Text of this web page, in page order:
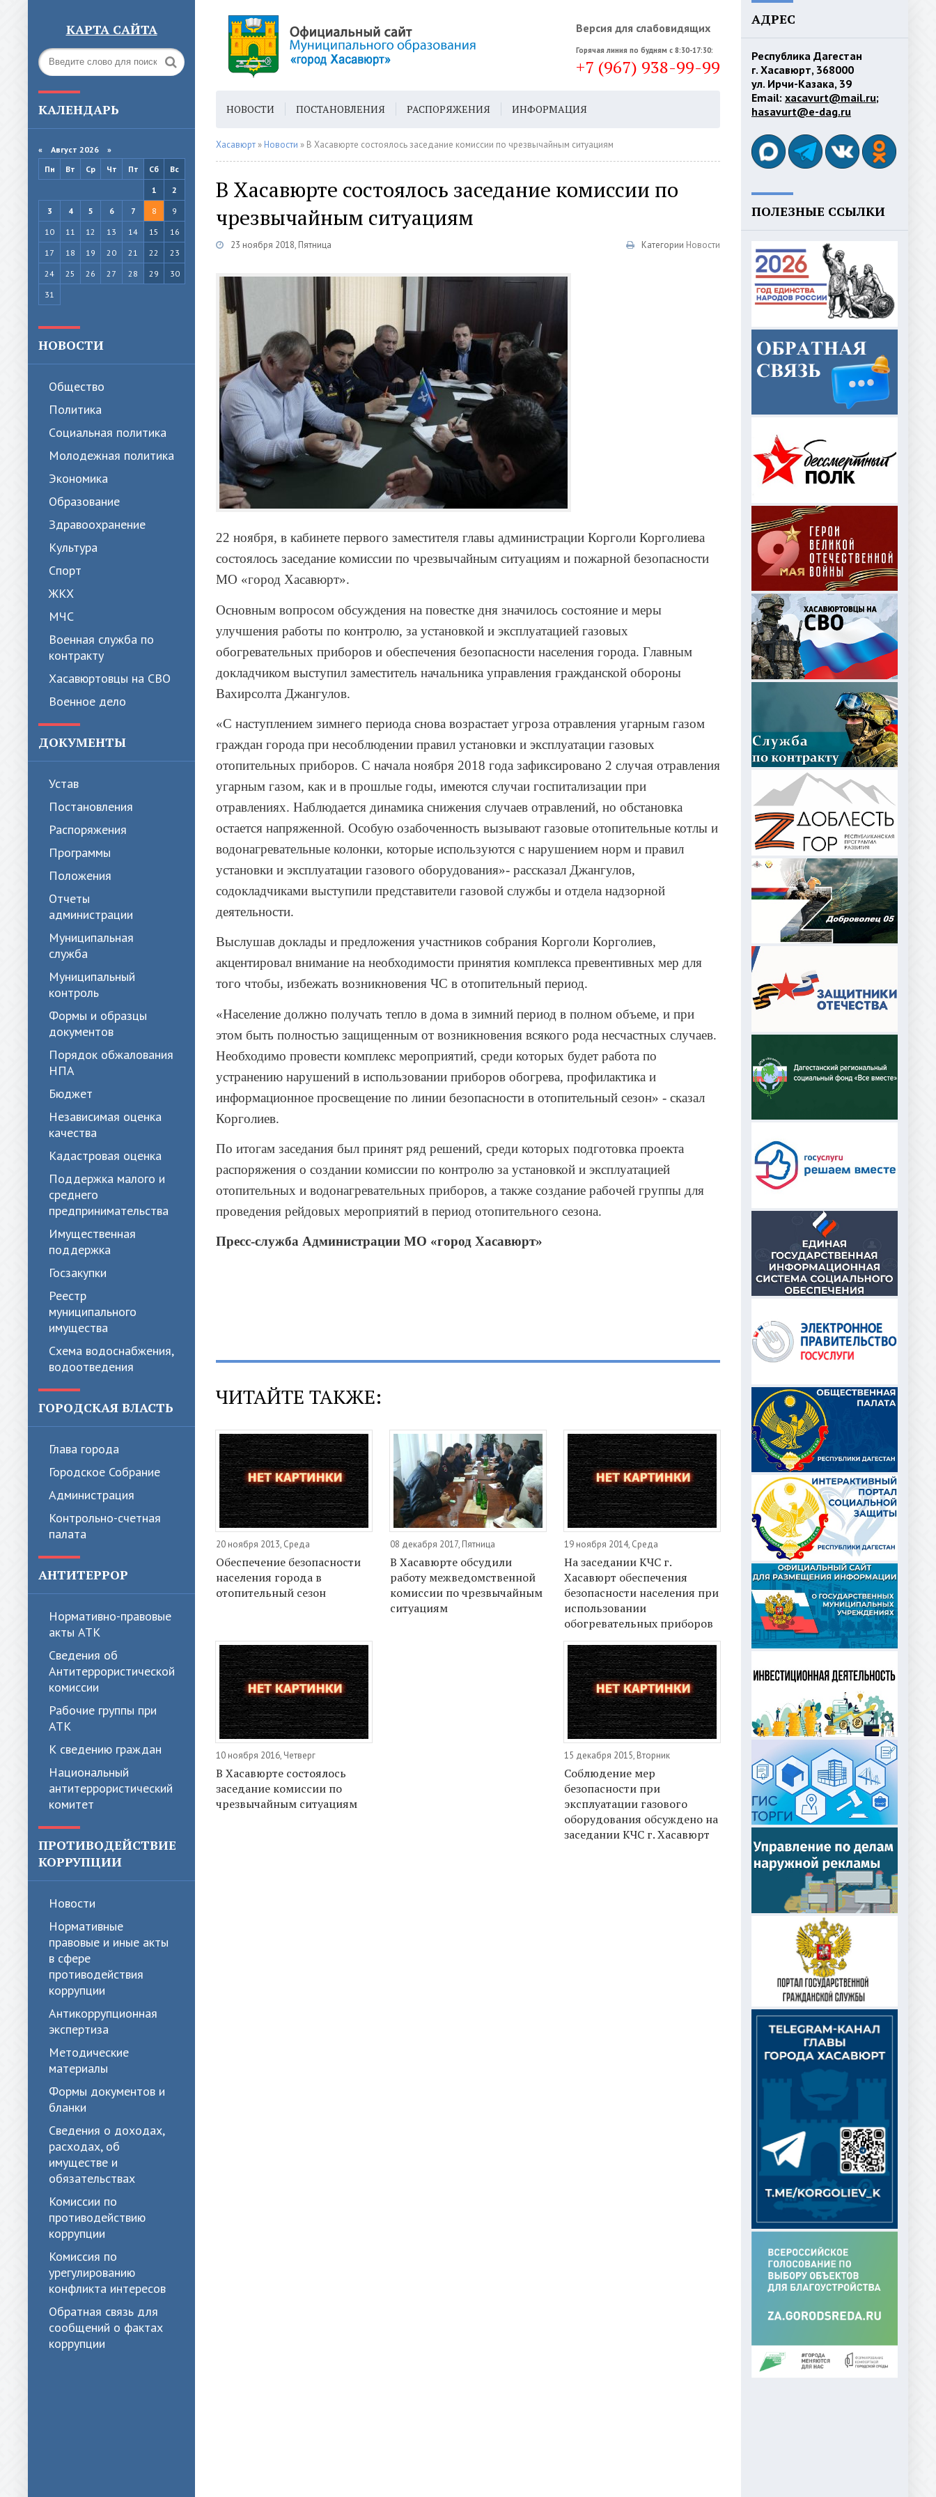
КАРТА САЙТА Версия для слабовидящих
Горячая линия по будням с 8:30-17:30:
+7 (967) 938-99-99
КАЛЕНДАРЬ
« Август 2026 »
Пн
Вт Ср Чт Пт Сб
Вс
1
2
3
4 5 6 7 8
9
10
11 12 13 14 15
16
17
18 19 20 21 22
23
24
25 26 27 28 29
30
31
НОВОСТИ
Общество
Политика
Cоциальная политика
Молодежная политика
Экономика
Образование
Здравоохранение
Культура
Спорт
ЖКХ
МЧС
Военная служба по
контракту
Хасавюртовцы на СВО
Военное дело
ДОКУМЕНТЫ
Устав
Постановления
Распоряжения
Программы
Положения
Отчеты
администрации
Муниципальная
служба
Муниципальный
контроль
Формы и образцы
документов
Порядок обжалования
НПА
Бюджет
Независимая оценка
качества
Кадастровая оценка
Поддержка малого и
среднего
предпринимательства
Имущественная
поддержка
Госзакупки
Реестр
муниципального
имущества
Схема водоснабжения,
водоотведения
ГОРОДСКАЯ ВЛАСТЬ
Глава города
Городское Собрание
Администрация
Контрольно-счетная
палата
АНТИТЕРРОР
Нормативно-правовые
акты АТК
Сведения об
Антитеррористической
комиссии
Рабочие группы при
АТК
К сведению граждан
Национальный
антитеррористический
комитет
ПРОТИВОДЕЙСТВИЕ
КОРРУПЦИИ
Новости
Нормативные
правовые и иные акты
в сфере
противодействия
коррупции
Антикоррупционная
экспертиза
Методические
материалы
Формы документов и
бланки
Сведения о доходах,
расходах, об
имуществе и
обязательствах
Комиссии по
противодействию
коррупции
Комиссия по
урегулированию
конфликта интересов
Обратная связь для
сообщений о фактах
коррупции
НОВОСТИ ПОСТАНОВЛЕНИЯ РАСПОРЯЖЕНИЯ ИНФОРМАЦИЯ
ГОРОДСКАЯ СРЕДА ГЕН. ПЛАН
Хасавюрт » Новости » В Хасавюрте состоялось заседание комиссии по чрезвычайным ситуациям
В Хасавюрте состоялось заседание комиссии по
чрезвычайным ситуациям
23 ноября 2018, Пятница Категории Новости
22 ноября, в кабинете первого заместителя главы администрации Корголи Корголиева
состоялось заседание комиссии по чрезвычайным ситуациям и пожарной безопасности
МО «город Хасавюрт».
Основным вопросом обсуждения на повестке дня значилось состояние и меры
улучшения работы по контролю, за установкой и эксплуатацией газовых
обогревательных приборов и обеспечения безопасности населения города. Главным
докладчиком выступил заместитель начальника управления гражданской обороны
Вахирсолта Джангулов.
«С наступлением зимнего периода снова возрастает угроза отравления угарным газом
граждан города при несоблюдении правил установки и эксплуатации газовых
отопительных приборов. С начала ноября 2018 года зафиксировано 2 случая отравления
угарным газом, как и в прошлые годы, имеются случаи госпитализации при
отравлениях. Наблюдается динамика снижения случаев отравлений, но обстановка
остается напряженной. Особую озабоченность вызывают газовые отопительные котлы и
водонагревательные колонки, которые используются с нарушением норм и правил
установки и эксплуатации газового оборудования»- рассказал Джангулов,
содокладчиками выступили представители газовой службы и отдела надзорной
деятельности.
Выслушав доклады и предложения участников собрания Корголи Корголиев,
акцентировал внимание на необходимости принятия комплекса превентивных мер для
того чтобы, избежать возникновения ЧС в отопительный период.
«Население должно получать тепло в дома в зимний период в полном объеме, и при
этом быть полностью защищенным от возникновения всякого рода несчастных случаев.
Необходимо провести комплекс мероприятий, среди которых будет работа по
устранению нарушений в использовании приборов обогрева, профилактика и
информационное просвещение по линии безопасности в отопительный сезон» - сказал
Корголиев.
По итогам заседания был принят ряд решений, среди которых подготовка проекта
распоряжения о создании комиссии по контролю за установкой и эксплуатацией
отопительных и водонагревательных приборов, а также создание рабочей группы для
проведения рейдовых мероприятий в период отопительного сезона.
Пресс-служба Администрации МО «город Хасавюрт»
ЧИТАЙТЕ ТАКЖЕ:
20 ноября 2013, Среда
Обеспечение безопасности
населения города в
отопительный сезон
08 декабря 2017, Пятница
В Хасавюрте обсудили
работу межведомственной
комиссии по чрезвычайным
ситуациям
19 ноября 2014, Среда
На заседании КЧС г.
Хасавюрт обеспечения
безопасности населения при
использовании
обогревательных приборов
10 ноября 2016, Четверг
В Хасавюрте состоялось
заседание комиссии по
чрезвычайным ситуациям
15 декабря 2015, Вторник
Соблюдение мер
безопасности при
эксплуатации газового
оборудования обсуждено на
заседании КЧС г. Хасавюрт
АДРЕС
Республика Дагестан
г. Хасавюрт, 368000
ул. Ирчи-Казака, 39
Email: xacavurt@mail.ru;
hasavurt@e-dag.ru
ПОЛЕЗНЫЕ ССЫЛКИ